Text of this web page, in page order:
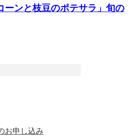
ーンと枝豆のポテサラ」旬の
お申し込み